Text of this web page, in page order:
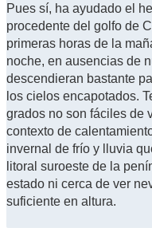
Pues sí, ha ayudado el
procedente del golfo de
primeras horas de la
noche, en ausencias de
descendieran bastante
los cielos encapotados.
grados no son fáciles de
contexto de
invernal de frío y lluvia
litoral suroeste de la
estado ni cerca de ver
suficiente en altura.